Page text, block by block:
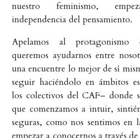
nuestro feminismo,
independencia del pensamiento.
Apelamos al protagonismo
queremos ayudarnos entre
una encuentre lo mejor de sí
seguir haciéndolo en ámbitos
los colectivos del CAF– donde
que comenzamos a intuir,
seguras, como nos sentimos en